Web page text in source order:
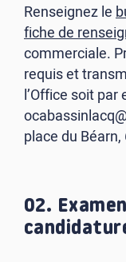
Renseignez le
fiche de
commerciale.
requis et
l’Office soit par
place du
02.